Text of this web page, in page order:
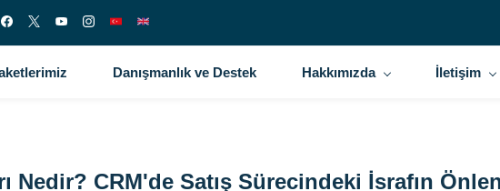
Danışmanlık ve Destek Hakkımızda İletişim
Nedir? CRM'de Satış Sürecindeki İsrafın